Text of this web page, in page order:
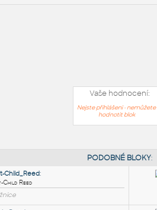
Vaše hodnocení:
Nejste přihlášeni - nemůžete
hodnotit blok